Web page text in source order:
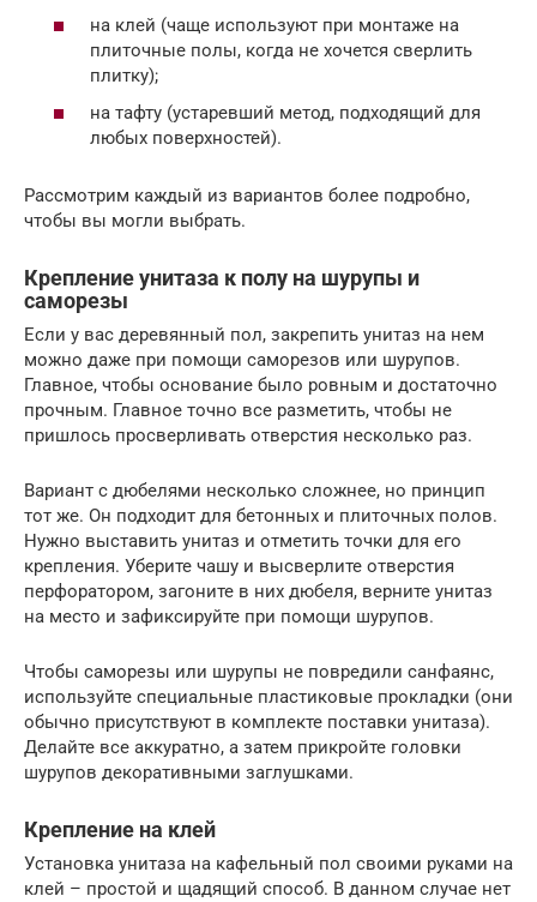
на клей (чаще используют при монтаже на
плиточные полы, когда не хочется сверлить
плитку);
на тафту (устаревший метод, подходящий для
любых поверхностей).
Рассмотрим каждый из вариантов более подробно,
чтобы вы могли выбрать.
Крепление унитаза к полу на шурупы и
саморезы
Если у вас деревянный пол, закрепить унитаз на нем
можно даже при помощи саморезов или шурупов.
Главное, чтобы основание было ровным и достаточно
прочным. Главное точно все разметить, чтобы не
пришлось просверливать отверстия несколько раз.
Вариант с дюбелями несколько сложнее, но принцип
тот же. Он подходит для бетонных и плиточных полов.
Нужно выставить унитаз и отметить точки для его
крепления. Уберите чашу и высверлите отверстия
перфоратором, загоните в них дюбеля, верните унитаз
на место и зафиксируйте при помощи шурупов.
Чтобы саморезы или шурупы не повредили санфаянс,
используйте специальные пластиковые прокладки (они
обычно присутствуют в комплекте поставки унитаза).
Делайте все аккуратно, а затем прикройте головки
шурупов декоративными заглушками.
Крепление на клей
Установка унитаза на кафельный пол своими руками на
клей – простой и щадящий способ. В данном случае нет